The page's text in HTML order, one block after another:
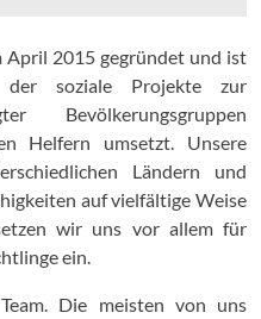
April 2015 gegründet und ist
der soziale Projekte zur
Bevölkerungsgruppen
Helfern umsetzt. Unsere
Ländern und
auf vielfältige Weise
wir uns vor allem für
ein.
Die meisten von uns